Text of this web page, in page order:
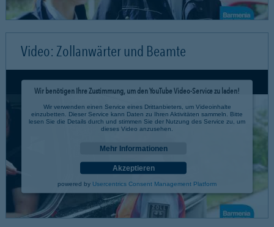
Video: Zollanwärter und Beamte
Wir benötigen Ihre Zustimmung, um den YouTube Video-Service zu laden!
Wir verwenden einen Service eines Drittanbieters, um Videoinhalte
einzubetten. Dieser Service kann Daten zu Ihren Aktivitäten sammeln. Bitte
lesen Sie die Details durch und stimmen Sie der Nutzung des Service zu, um
dieses Video anzusehen.
Mehr Informationen
Akzeptieren
powered by Usercentrics Consent Management Platform